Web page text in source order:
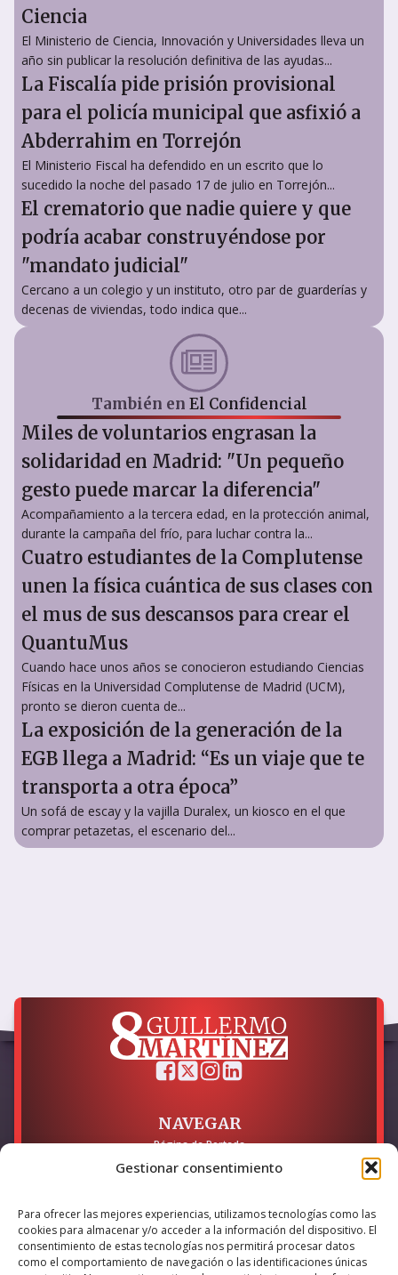
Gestionar consentimiento
Para ofrecer las mejores experiencias, utilizamos tecnologías como las
cookies para almacenar y/o acceder a la información del dispositivo. El
consentimiento de estas tecnologías nos permitirá procesar datos
como el comportamiento de navegación o las identificaciones únicas
Ciencia
El Ministerio de Ciencia, Innovación y Universidades lleva un
año sin publicar la resolución definitiva de las ayudas...
La Fiscalía pide prisión provisional
para el policía municipal que asfixió a
Abderrahim en Torrejón
El Ministerio Fiscal ha defendido en un escrito que lo
sucedido la noche del pasado 17 de julio en Torrejón...
El crematorio que nadie quiere y que
podría acabar construyéndose por
"mandato judicial"
Cercano a un colegio y un instituto, otro par de guarderías y
decenas de viviendas, todo indica que...
También en El Confidencial
Miles de voluntarios engrasan la
solidaridad en Madrid: "Un pequeño
gesto puede marcar la diferencia"
Acompañamiento a la tercera edad, en la protección animal,
durante la campaña del frío, para luchar contra la...
Cuatro estudiantes de la Complutense
unen la física cuántica de sus clases con
el mus de sus descansos para crear el
QuantuMus
Cuando hace unos años se conocieron estudiando Ciencias
Físicas en la Universidad Complutense de Madrid (UCM),
pronto se dieron cuenta de...
La exposición de la generación de la
EGB llega a Madrid: “Es un viaje que te
transporta a otra época”
Un sofá de escay y la vajilla Duralex, un kiosco en el que
comprar petazetas, el escenario del...
NAVEGAR
Página de Portada
LEGAL
Política de Privacidad
Política de Cookies
Accesibilidad